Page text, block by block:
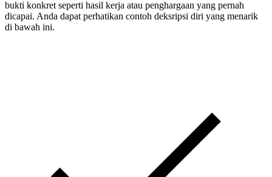
bukti konkret seperti hasil kerja atau penghargaan yang pernah
dicapai. Anda dapat perhatikan contoh deksripsi diri yang menarik
di bawah ini.